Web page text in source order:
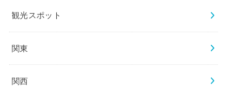
観光スポット
関東
関西